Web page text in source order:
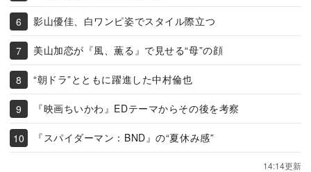
影山優佳、白ワンピ姿でスタイル際立つ
美山加恋が『風、薫る』で見せる“母”の顔
“朝ドラ”とともに躍進した中村倫也
『映画ちいかわ』EDテーマからその後を考察
『スパイダーマン：BND』の“夏休み感”
14:14更新